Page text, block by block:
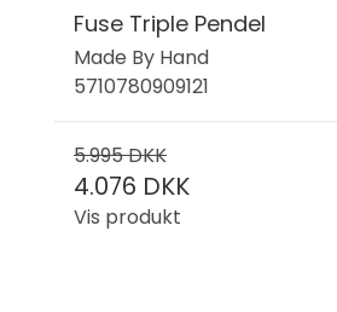
Fuse Triple Pendel
Made By Hand
5710780909121
5.995 DKK
4.076 DKK
Vis produkt